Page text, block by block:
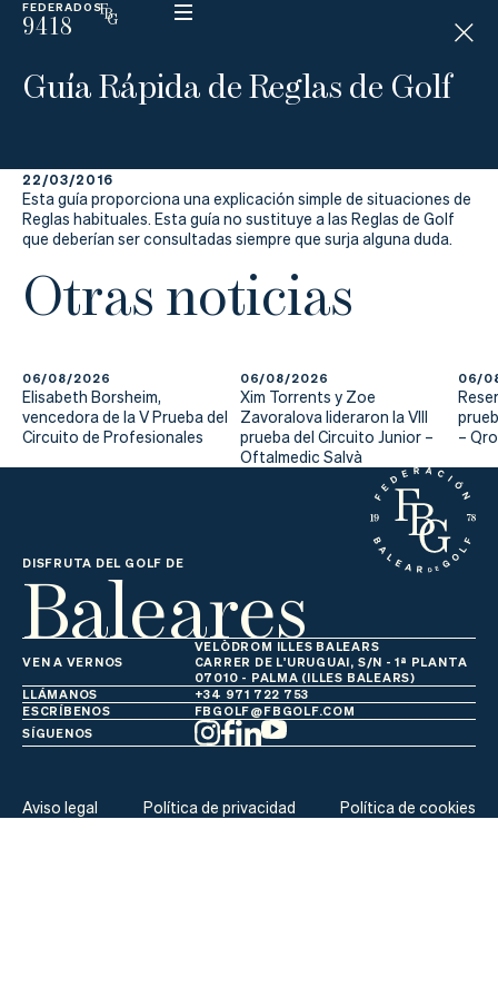
FEDERADOS
9418
ESP
N
D
La
Federación
Federarse
Jugar
Aprender
Tienda
Guía Rápida de Reglas de Golf
22/03/2016
Esta guía proporciona una explicación simple de situaciones de
Reglas habituales. Esta guía no sustituye a las Reglas de Golf
que deberían ser consultadas siempre que surja alguna duda.
Otras noticias
06/08/2026
Elisabeth Borsheim,
vencedora de la V Prueba del
Circuito de Profesionales
06/08/2026
Xim Torrents y Zoe
Zavoralova lideraron la VIII
prueba del Circuito Junior –
Oftalmedic Salvà
06/
–
DISFRUTA DEL GOLF DE
Baleares
VEN A VERNOS
VELÒDROM ILLES BALEARS
CARRER DE L'URUGUAI, S/N - 1ª PLANTA
07010 - PALMA (ILLES BALEARS)
LLÁMANOS
+34 971 722 753
ESCRÍBENOS
FBGOLF@FBGOLF.COM
SÍGUENOS
Aviso legal Política de privacidad Política de cookies